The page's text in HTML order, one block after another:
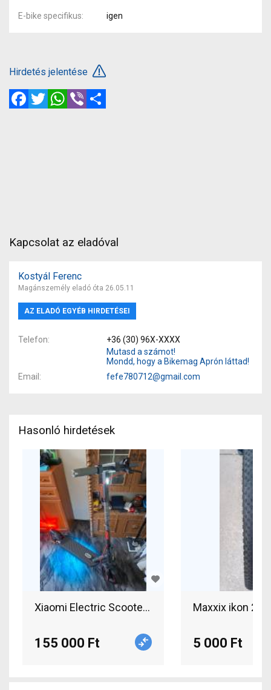
E-bike specifikus igen
Hirdetés jelentése
FacebookTwitterWhatsApp
Viber
Kapcsolat az eladóval
Kostyál Ferenc
Magánszemély eladó óta 26.05.11
AZ ELADÓ EGYÉB HIRDETÉSEI
Telefon
+36 (30) 96X-XXXX
Mutasd a számot!
Mondd, hogy a Bikemag Aprón láttad!
Email
fefe780712@gmail.com
Hasonló hirdetések
Xiaomi Electric Scooter 5 MAX GL/BHR9615GL 5
155 000 Ft
Maxxix ikon
5 000 Ft